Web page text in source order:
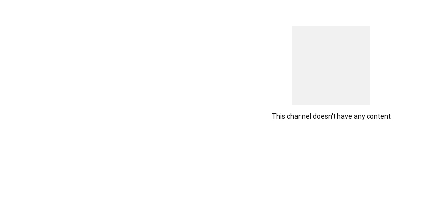
This channel doesn't have any content